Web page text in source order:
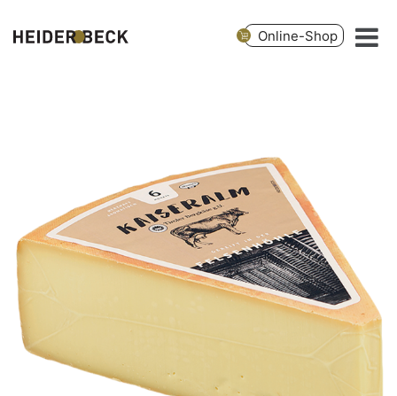
Online-Shop